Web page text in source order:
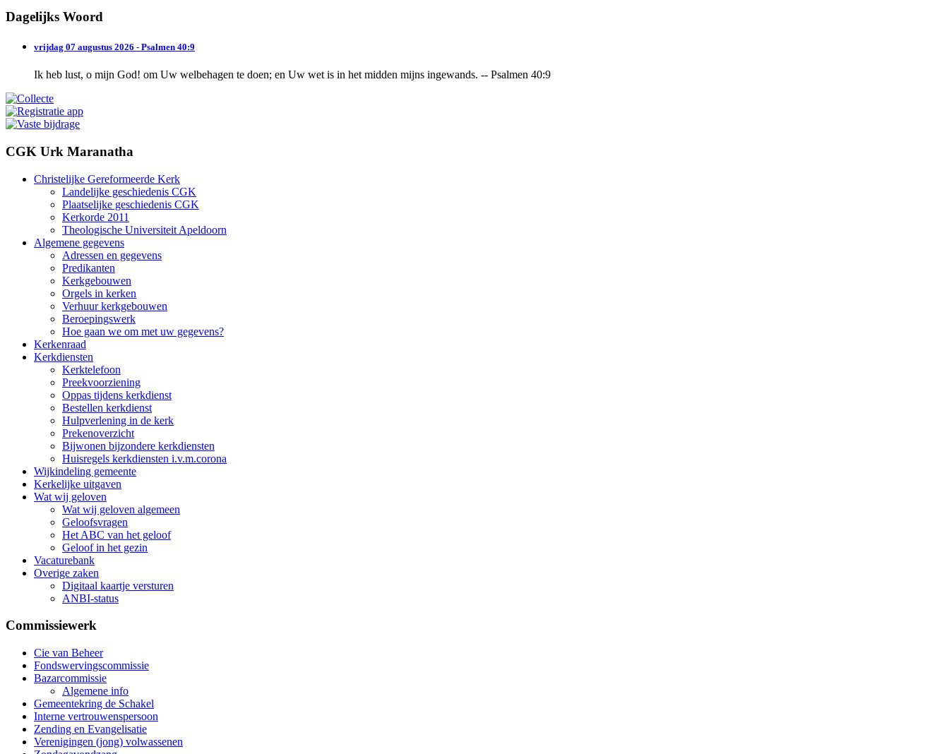
Dagelijks Woord
vrijdag 07 augustus 2026 - Psalmen 40:9
Ik heb lust, o mijn God! om Uw welbehagen te doen; en Uw wet is in het midden mijns ingewands. -- Psalmen 40:9
CGK Urk Maranatha
Christelijke Gereformeerde Kerk
Landelijke geschiedenis CGK
Plaatselijke geschiedenis CGK
Kerkorde 2011
Theologische Universiteit Apeldoorn
Algemene gegevens
Adressen en gegevens
Predikanten
Kerkgebouwen
Orgels in kerken
Verhuur kerkgebouwen
Beroepingswerk
Hoe gaan we om met uw gegevens?
Kerkenraad
Kerkdiensten
Kerktelefoon
Preekvoorziening
Oppas tijdens kerkdienst
Bestellen kerkdienst
Hulpverlening in de kerk
Prekenoverzicht
Bijwonen bijzondere kerkdiensten
Huisregels kerkdiensten i.v.m.corona
Wijkindeling gemeente
Kerkelijke uitgaven
Wat wij geloven
Wat wij geloven algemeen
Geloofsvragen
Het ABC van het geloof
Geloof in het gezin
Vacaturebank
Overige zaken
Digitaal kaartje versturen
ANBI-status
Commissiewerk
Cie van Beheer
Fondswervingscommissie
Bazarcommissie
Algemene info
Gemeentekring de Schakel
Interne vertrouwenspersoon
Zending en Evangelisatie
Verenigingen (jong) volwassenen